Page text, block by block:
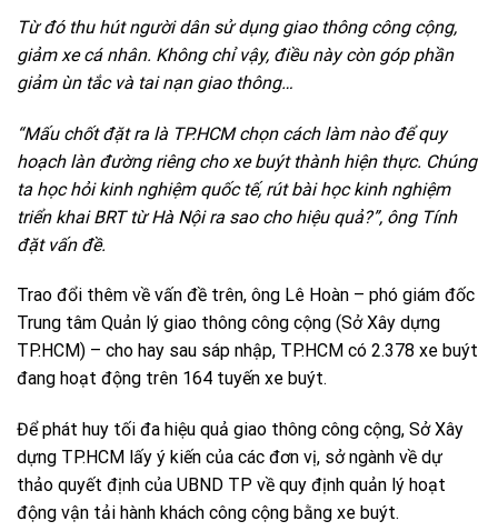
Từ đó thu hút người dân sử dụng giao thông công cộng,
giảm xe cá nhân. Không chỉ vậy, điều này còn góp phần
giảm ùn tắc và tai nạn giao thông…
“Mấu chốt đặt ra là TP.HCM chọn cách làm nào để quy
hoạch làn đường riêng cho xe buýt thành hiện thực. Chúng
ta học hỏi kinh nghiệm quốc tế, rút bài học kinh nghiệm
triển khai BRT từ Hà Nội ra sao cho hiệu quả?”, ông Tính
đặt vấn đề.
Trao đổi thêm về vấn đề trên, ông Lê Hoàn – phó giám đốc
Trung tâm Quản lý giao thông công cộng (Sở Xây dựng
TP.HCM) – cho hay sau sáp nhập, TP.HCM có 2.378 xe buýt
đang hoạt động trên 164 tuyến xe buýt.
Để phát huy tối đa hiệu quả giao thông công cộng, Sở Xây
dựng TP.HCM lấy ý kiến của các đơn vị, sở ngành về dự
thảo quyết định của UBND TP về quy định quản lý hoạt
động vận tải hành khách công cộng bằng xe buýt.